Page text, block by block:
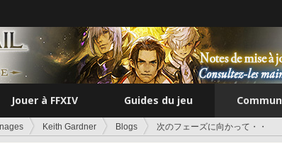
Jouer à FFXIV Guides du jeu
Keith Gardner Blogs 次のフェーズに向かって・・